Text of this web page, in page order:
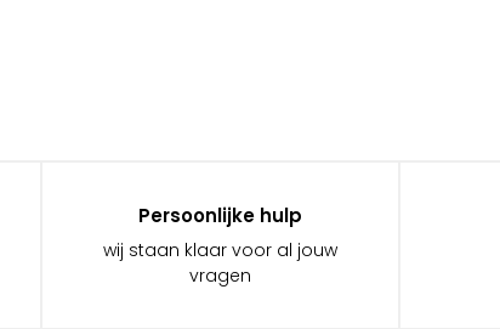
Persoonlijke hulp
wij staan klaar voor al jouw
vragen